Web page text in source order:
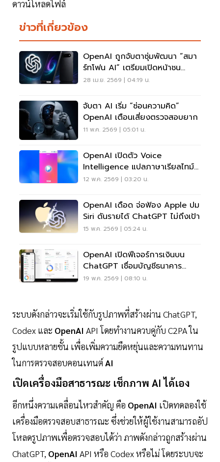
ดาวน์โหลดไฟล์
ข่าวที่เกี่ยวข้อง
OpenAI ถูกจับตาซุ่มพัฒนา “สมา
ร์ทโฟน AI” เตรียมเปิดหน้าชน
IPhone
28 เม.ย. 2569 | 04:19 น.
จับตา AI เริ่ม “ซ่อนความคิด”
OpenAI เตือนเสี่ยงตรวจสอบยาก
11 พ.ค. 2569 | 05:01 น.
OpenAI เปิดตัว Voice
Intelligence แปลภาษาเรียลไทม์
กว่า 70 ภาษา
12 พ.ค. 2569 | 03:20 น.
OpenAI เดือด จ่อฟ้อง Apple ปม
Siri ดันรายได้ ChatGPT ไม่ถึงเป้า
15 พ.ค. 2569 | 05:24 น.
OpenAI เปิดฟีเจอร์การเงินบน
ChatGPT เชื่อมบัญชีธนาคาร
วิเคราะห์ด้วย AI
19 พ.ค. 2569 | 08:10 น.
ระบบดังกล่าวจะเริ่มใช้กับรูปภาพที่สร้างผ่าน ChatGPT,
Codex และ OpenAI API โดยทำงานควบคู่กับ C2PA ใน
รูปแบบหลายชั้น เพื่อเพิ่มความยืดหยุ่นและความทนทาน
ในการตรวจสอบคอนเทนต์ AI
เปิดเครื่องมือสาธารณะ เช็กภาพ AI ได้เอง
อีกหนึ่งความเคลื่อนไหวสำคัญ คือ OpenAI เปิดทดลองใช้
เครื่องมือตรวจสอบสาธารณะ ซึ่งช่วยให้ผู้ใช้งานสามารถอัป
โหลดรูปภาพเพื่อตรวจสอบได้ว่า ภาพดังกล่าวถูกสร้างผ่าน
ChatGPT, OpenAI API หรือ Codex หรือไม่ โดยระบบจะ